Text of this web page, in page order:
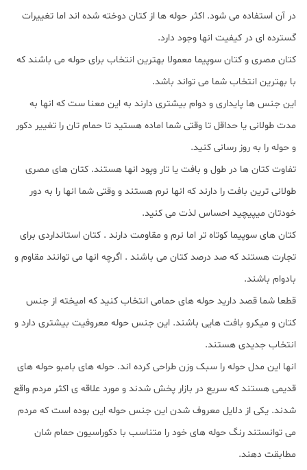
در آن استفاده می شود. اکثر حوله ها از کتان دوخته شده اند اما تغییرات
گسترده ای در کیفیت انها وجود دارد.
کتان مصری و کتان سوپیما معمولا بهترین انتخاب برای حوله می باشند که
با بهترین انتخاب شما می تواند باشد.
این جنس ها پایداری و دوام بیشتری دارند به این معنا ست که انها به
مدت طولانی یا حداقل تا وقتی شما اماده هستید تا حمام تان را تغییر دکور
و حوله را به روز رسانی کنید.
تفاوت کتان ها در طول و بافت یا تار وپود انها هستند. کتان های مصری
طولانی ترین بافت را دارند که انها نرم هستند و وقتی شما انها را به دور
خودتان میپیچید احساس لذت می کنید.
کتان های سوپیما کوتاه تر اما نرم و مقاومت دارند . کتان استانداردی برای
تجارت هستند که صد درصد کتان می باشند . اگرچه انها می توانند مقاوم و
بادوام باشند.
قطعا شما قصد دارید حوله های حمامی انتخاب کنید که امیخته از جنس
کتان و میکرو بافت هایی باشند. این جنس حوله معروفیت بیشتری دارد و
انتخاب جدیدی هستند.
انها این مدل حوله را سبک وزن طراحی کرده اند. حوله های بامبو حوله های
قدیمی هستند که سریع در بازار پخش شدند و مورد علاقه ی اکثر مردم واقع
شدند. یکی از دلایل معروف شدن این جنس حوله این بوده است که مردم
می توانستند رنگ حوله های خود را متناسب با دکوراسیون حمام شان
مطابقت دهند.